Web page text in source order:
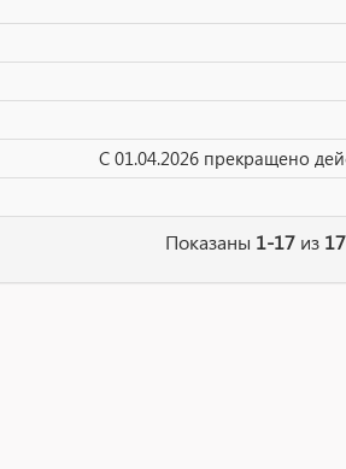
С 01.04.2026 прекращено
Показаны 1-17 из 17